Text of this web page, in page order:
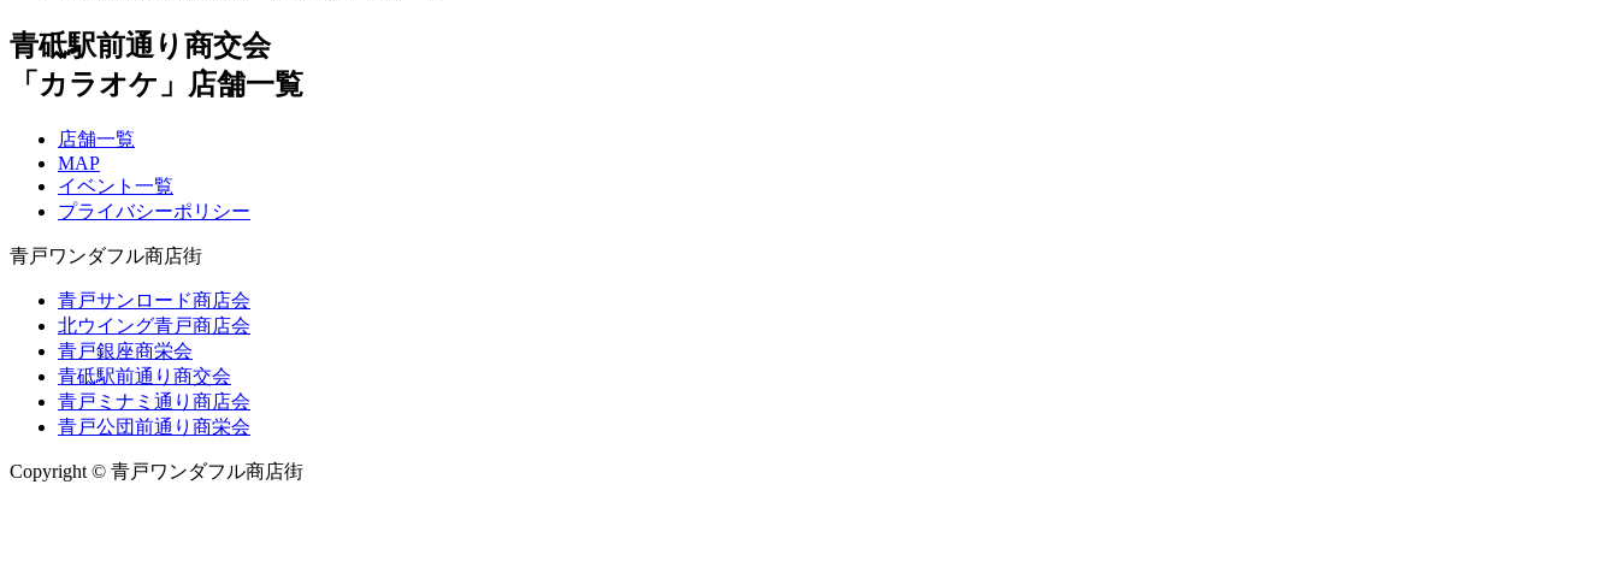
青砥駅前通り商交会
「カラオケ」店舗一覧
店舗一覧
MAP
イベント一覧
プライバシーポリシー
青戸ワンダフル商店街
青戸サンロード商店会
北ウイング青戸商店会
青戸銀座商栄会
青砥駅前通り商交会
青戸ミナミ通り商店会
青戸公団前通り商栄会
Copyright © 青戸ワンダフル商店街